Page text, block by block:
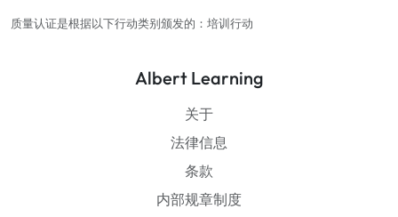
质量认证是根据以下行动类别颁发的：培训行动
Albert Learning
关于
法律信息
条款
内部规章制度